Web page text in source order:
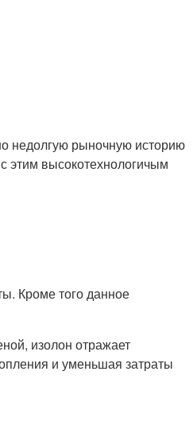
недолгую рыночную историю
этим высокотехнологичым
Кроме того данное
изолон отражает
и уменьшая затраты